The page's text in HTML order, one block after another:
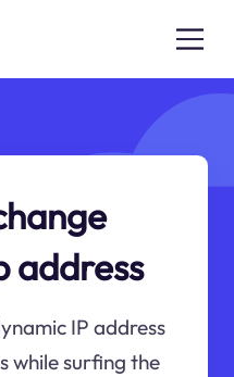
address
IP address
while surfing the